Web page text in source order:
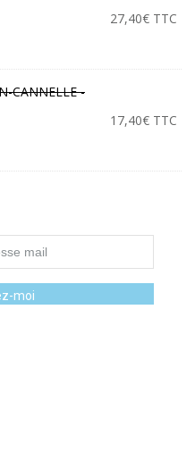
40,00€.
27,40€ TTC
CANNELLE -
17,40€ TTC
moi